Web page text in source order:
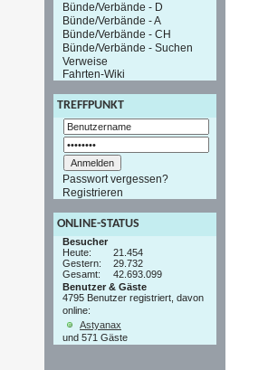
Bünde/Verbände - D
Bünde/Verbände - A
Bünde/Verbände - CH
Bünde/Verbände - Suchen
Verweise
Fahrten-Wiki
TREFFPUNKT
Passwort vergessen?
Registrieren
ONLINE-STATUS
Besucher
Heute:
21.454
Gestern:
29.732
Gesamt:
42.693.099
Benutzer & Gäste
4795 Benutzer registriert, davon
online:
Astyanax
und 571 Gäste